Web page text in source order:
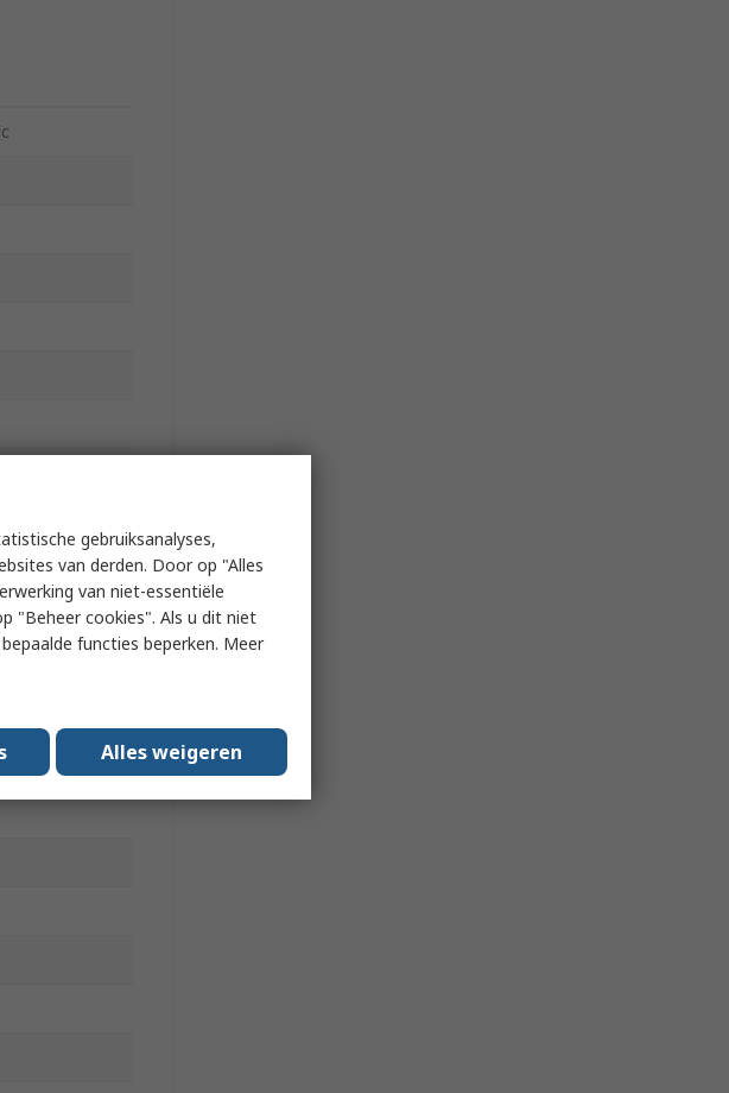
gebruiksanalyses,
van derden. Door op "Alles
van niet-essentiële
"Beheer cookies". Als u dit niet
functies beperken. Meer
Alles weigeren